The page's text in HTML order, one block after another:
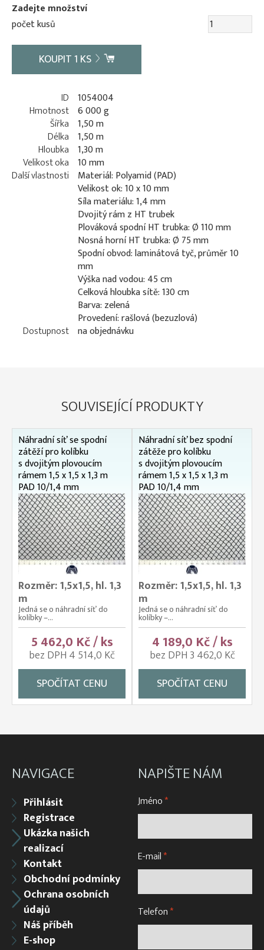
Zadejte množství
počet kusů
KOUPIT1 KS
ID 1054004
Hmotnost 6 000 g
Šířka 1,50 m
Délka 1,50 m
Hloubka 1,30 m
Velikost oka 10 mm
Další vlastnosti
Materiál: Polyamid (PAD)
Velikost ok: 10 x 10 mm
Síla materiálu: 1,4 mm
Dvojitý rám z HT trubek
Plováková spodní HT trubka: Ø 110 mm
Nosná horní HT trubka: Ø 75 mm
Spodní obvod: laminátová tyč, průměr 10
mm
Výška nad vodou: 45 cm
Celková hloubka sítě: 130 cm
Barva: zelená
Provedení: rašlová (bezuzlová)
Dostupnost na objednávku
SOUVISEJÍCÍ PRODUKTY
Náhradní síť se spodní
zátěží pro kolíbku
s dvojitým plovoucím
rámem 1,5 x 1,5 x 1,3 m
PAD 10/1,4 mm
Rozměr: 1,5x1,5, hl. 1,3
m
Jedná se o náhradní síť do
kolíbky –...
5 462,0 Kč / ks
bez DPH 4 514,0 Kč
SPOČÍTAT CENU
Náhradní síť bez spodní
zátěže pro kolíbku
s dvojitým plovoucím
rámem 1,5 x 1,5 x 1,3 m
PAD 10/1,4 mm
Rozměr: 1,5x1,5, hl. 1,3
m
Jedná se o náhradní síť do
kolíbky –...
4 189,0 Kč / ks
bez DPH 3 462,0 Kč
SPOČÍTAT CENU
NAVIGACE
Přihlásit
Registrace
Ukázka našich
realizací
Kontakt
Obchodní podmínky
Ochrana osobních
údajů
Náš příběh
E-shop
NAPIŠTE NÁM
Jméno*
E-mail*
Telefon*